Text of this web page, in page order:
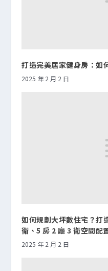
打造完美居家健身房：如
2025 年 2 月 2 日
如何規劃大坪數住宅？打
衛、5 房 2 廳 3 衛空間配
2025 年 2 月 2 日